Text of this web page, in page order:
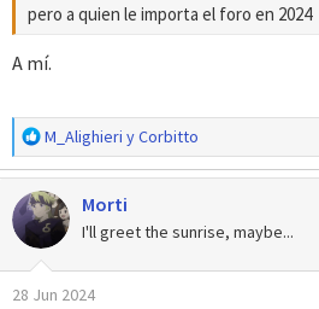
pero a quien le importa el foro en 2024
A mí.
R
e
a
c
c
i
o
n
M_Alighieri yCorbitto
Morti
I'll greet the sunrise, maybe...
28 Jun 2024